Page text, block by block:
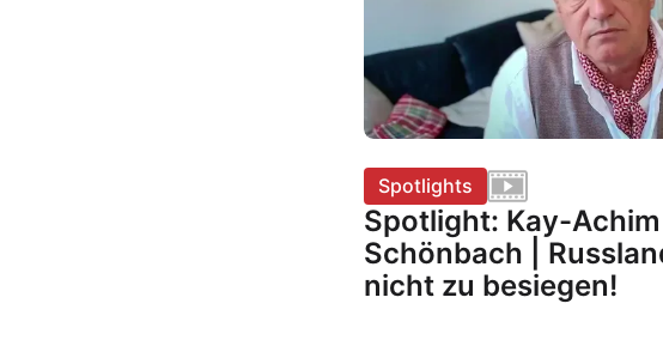
Spotlights
Spotlight: Kay-Achim
Schönbach |
nicht zu besiegen!